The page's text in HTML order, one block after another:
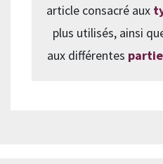
article consacré aux
plus utilisés, ainsi
aux différentes